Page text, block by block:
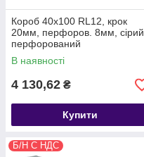
Короб 40х100 RL12, крок
20мм, перфоров. 8мм, сірий
перфорований
В наявності
4 130,62 ₴
Купити
Б/Н С НДС